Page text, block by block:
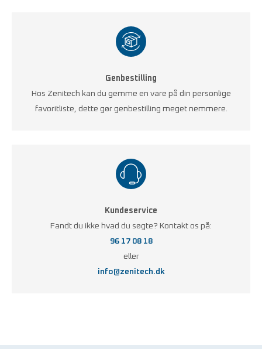
Enheden kan placeres på bord eller monteres på væg
Indstillelige grænseværdier via dip-switch.
på tysk og engelsk, 9 V batteri, net-adapter 230 V AC
Genbestilling
Hos Zenitech kan du gemme en vare på din personlige
favoritliste, dette gør genbestilling meget nemmere.
Kundeservice
Fandt du ikke hvad du søgte? Kontakt os på:
96 17 08 18
eller
info@zenitech.dk